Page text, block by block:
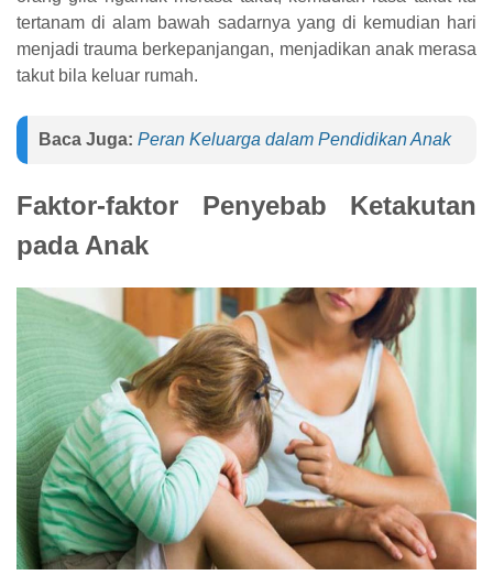
tertanam di alam bawah sadarnya yang di kemudian hari
menjadi trauma berkepanjangan, menjadikan anak merasa
takut bila keluar rumah.
Baca Juga: Peran Keluarga dalam Pendidikan Anak
Faktor-faktor Penyebab Ketakutan
pada Anak